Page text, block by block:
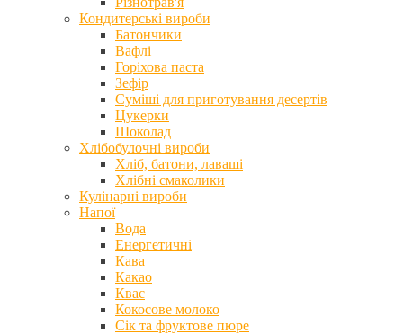
Кондитерські вироби
Батончики
Вафлі
Горіхова паста
Зефір
Суміші для приготування десертів
Цукерки
Шоколад
Хлібобулочні вироби
Хліб, батони, лаваші
Хлібні смаколики
Кулінарні вироби
Напої
Вода
Енергетичні
Кава
Какао
Квас
Кокосове молоко
Сік та фруктове пюре